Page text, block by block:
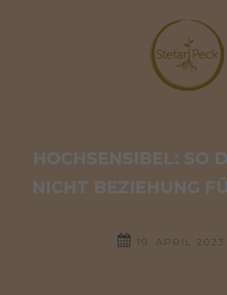
HOCHSENSIBEL: SO
NICHT BEZIEHUNG
19. APRIL 2023